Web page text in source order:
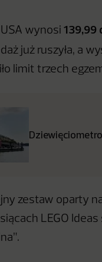
wynosi 139,99
już ruszyła, a
limit trzech
zestaw oparty
LEGO Ideas